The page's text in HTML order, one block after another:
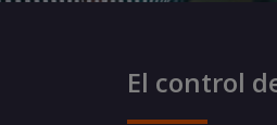
El control